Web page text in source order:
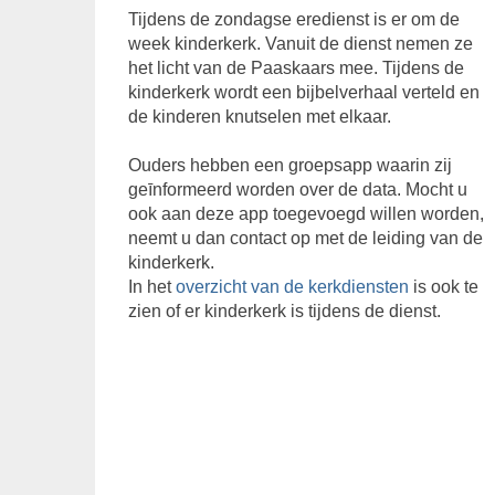
Tijdens de zondagse eredienst is er om de
week kinderkerk. Vanuit de dienst nemen ze
het licht van de Paaskaars mee. Tijdens de
kinderkerk wordt een bijbelverhaal verteld en
de kinderen knutselen met elkaar.
Ouders hebben een groepsapp waarin zij
geīnformeerd worden over de data. Mocht u
ook aan deze app toegevoegd willen worden,
neemt u dan contact op met de leiding van de
kinderkerk.
In hetoverzicht van de kerkdiensten is ook te
zien of er kinderkerk is tijdens de dienst.